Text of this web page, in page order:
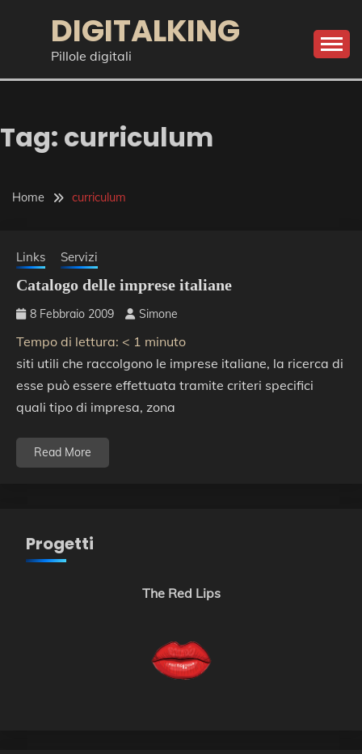
DIGITALKING
Pillole digitali
Tag: curriculum
Home curriculum
Links Servizi
Catalogo delle imprese italiane
8 Febbraio 2009 Simone
Tempo di lettura: < 1 minuto
siti utili che raccolgono le imprese italiane, la ricerca di
esse può essere effettuata tramite criteri specifici
quali tipo di impresa, zona
Read More
Progetti
The Red Lips